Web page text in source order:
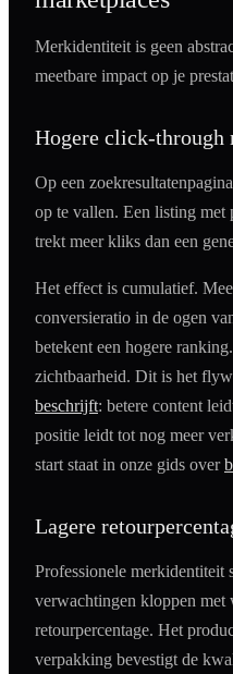
Merkidentiteit is geen
meetbare impact op je
Hogere click-through
Op een
op te vallen. Een listing met
trekt meer kliks dan een
Het effect is cumulatief.
conversieratio in de ogen
betekent een hogere
zichtbaarheid. Dit is het
beschrijft: betere content
positie leidt tot nog meer
start staat in onze gids over
Lagere
Professionele merkidentiteit
verwachtingen kloppen met
retourpercentage. Het
verpakking bevestigt de